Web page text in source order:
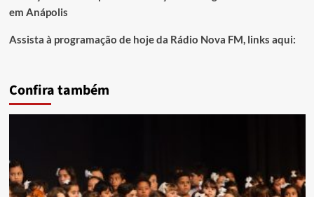
em Anápolis
Assista à programação de hoje da Rádio Nova FM, links aqui:
Confira também